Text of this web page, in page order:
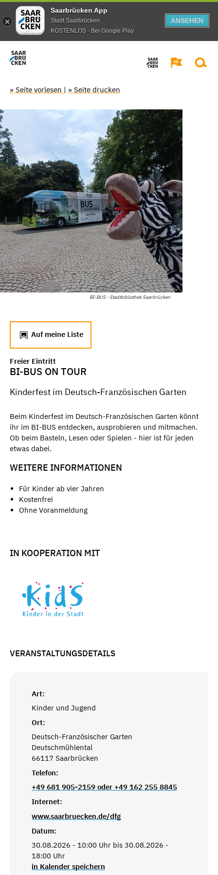
Saarbrücken App
Stadt Saarbrücken
KOSTENLOS - Bei Google Play
ANSEHEN
» Seite vorlesen | » Seite drucken
BI-BUS - Stadtbibliothek Saarbrücken
Auf meine Liste
Freier Eintritt
BI-BUS ON TOUR
Kinderfest im Deutsch-Französischen Garten
Beim Kinderfest im Deutsch-Französischen Garten könnt
ihr im BI-BUS entdecken, ausprobieren und mitmachen.
Ob beim Basteln, Lesen oder Spielen - hier ist für jeden
etwas dabei.
WEITERE INFORMATIONEN
Für Kinder ab vier Jahren
Kostenfrei
Ohne Voranmeldung
IN KOOPERATION MIT
VERANSTALTUNGSDETAILS
Art:
Kinder und Jugend
Ort:
Deutsch-Französischer Garten
Deutschmühlental
66117 Saarbrücken
Telefon:
+49 681 905-2159 oder +49 162 255 8845
Internet:
www.saarbruecken.de/dfg
Datum:
30.08.2026 - 10:00 Uhr bis 30.08.2026 -
18:00 Uhr
in Kalender speichern